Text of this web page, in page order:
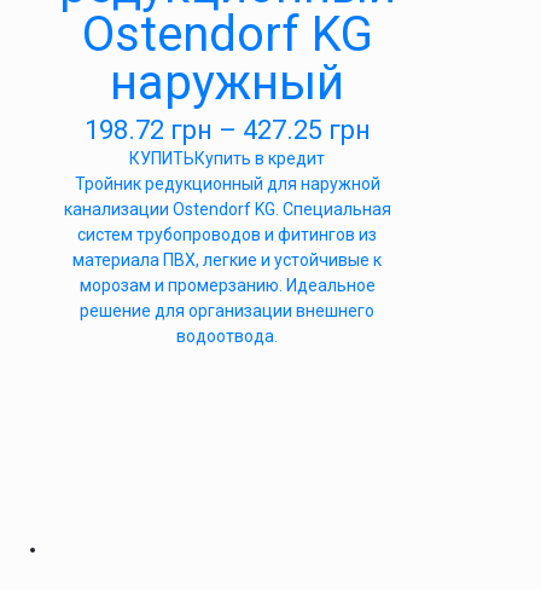
Ostendorf KG
наружный
198.72 грн – 427.25 грн
КУПИТЬКупить в кредит
Тройник редукционный для наружной
канализации Ostendorf KG. Специальная
систем трубопроводов и фитингов из
материала ПВХ, легкие и устойчивые к
морозам и промерзанию. Идеальное
решение для организации внешнего
водоотвода.